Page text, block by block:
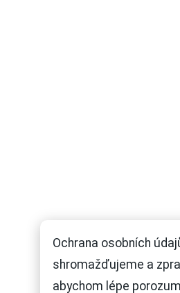
Ochrana osobních
shromažďujeme a
abychom lépe